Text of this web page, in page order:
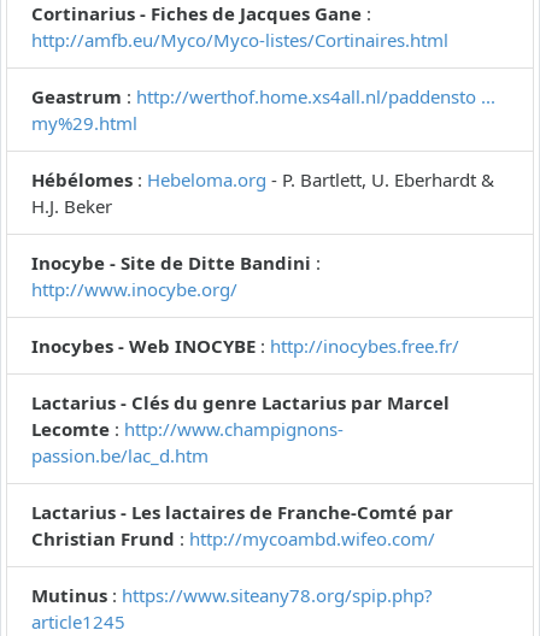
Cortinarius - Fiches de Jacques Gane :
http://amfb.eu/Myco/Myco-listes/Cortinaires.html
Geastrum : http://werthof.home.xs4all.nl/paddensto ...
my%29.html
Hébélomes : Hebeloma.org - P. Bartlett, U. Eberhardt &
H.J. Beker
Inocybe - Site de Ditte Bandini :
http://www.inocybe.org/
Inocybes - Web INOCYBE : http://inocybes.free.fr/
Lactarius - Clés du genre Lactarius par Marcel
Lecomte : http://www.champignons-
passion.be/lac_d.htm
Lactarius - Les lactaires de Franche-Comté par
Christian Frund : http://mycoambd.wifeo.com/
Mutinus : https://www.siteany78.org/spip.php?
article1245